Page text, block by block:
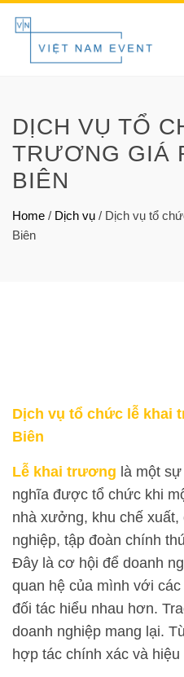
DỊCH VỤ TỔ
TRƯƠNG GIÁ
BIÊN
Home / Dịch vụ / Dịch vụ tổ
Biên
Dịch vụ tổ chức lễ khai
Biên
Lễ khai trương là một
nghĩa được tổ chức khi
nhà xưởng, khu chế
nghiệp, tập đoàn chính
Đây là cơ hội để doanh
quan hệ của mình với
đối tác hiểu nhau hơn.
doanh nghiệp mang lại.
hợp tác chính xác và hiệu